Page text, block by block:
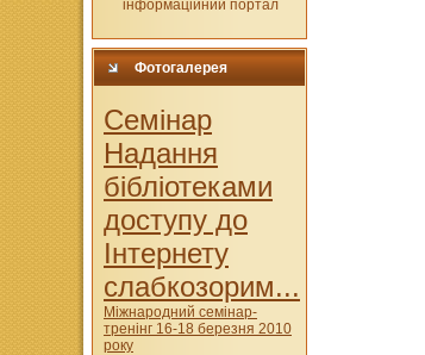
Фотогалерея
Cемінар
Надання
бібліотеками
доступу до
Інтернету
слабкозорим...
Міжнародний семінар-
тренінг 16-18 березня 2010
року